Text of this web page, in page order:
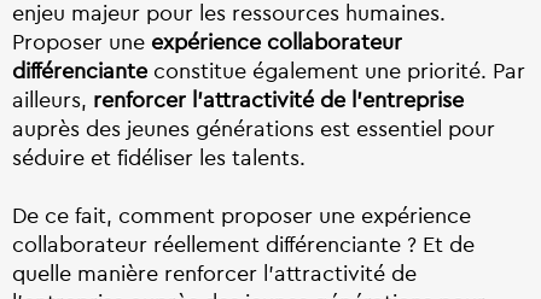
enjeu majeur pour les ressources humaines.
Proposer une expérience collaborateur
différenciante constitue également une priorité. Par
ailleurs, renforcer l’attractivité de l’entreprise
auprès des jeunes générations est essentiel pour
séduire et fidéliser les talents.
De ce fait, comment proposer une expérience
collaborateur réellement différenciante ? Et de
quelle manière renforcer l’attractivité de